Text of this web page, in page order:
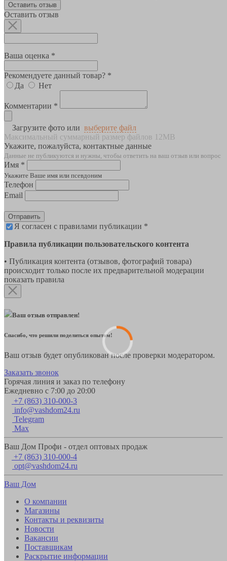
Оставить отзыв
Оставить отзыв
Ваша оценка *
Рекомендуете данный товар? *
Да
Нет
Комментарии *
Загрузите фото или выберите файл
Максимальный суммарный размер файлов 12MB
Укажите, пожалуйста, контактные данные
Данные не публикуются и нужны, чтобы ответить на ваш отзыв или вопрос
Имя *
Укажите Ваше имя или псевдоним
Телефон
Email
Отправить
Я согласен с правилами публикации *
Правила публикации пользовательского контента
• Публикация контента (отзывов, фотографий товара)
происходит только после их предварительной модерации
показать правила
Ваш отзыв отправлен!
Спасибо, что решили поделиться опытом!
Ваш отзыв будет опубликован после проверки модератором.
Заказать звонок
Горячая линия и заказ по телефону
Ежедневно с 7:00 до 20:00
+7 (863) 310-000-3
info@vashdom24.ru
Telegram
Max
Ваш Дом Профи - отдел оптовых продаж
+7 (863) 310-000-4
opt@vashdom24.ru
Ваш Дом
О компании
Магазины
Контакты и реквизиты
Новости
Вакансии
Поставщикам
Раскрытие информации